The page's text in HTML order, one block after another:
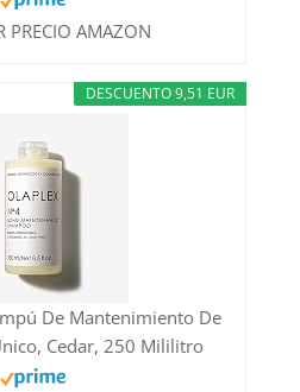
PRECIO AMAZON
DESCUENTO 9,51 EUR
De Mantenimiento De
Cedar, 250 Mililitro